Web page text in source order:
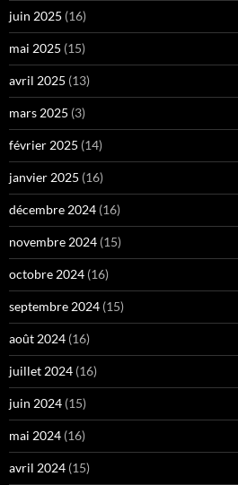
juin 2025 (16)
mai 2025 (15)
avril 2025 (13)
mars 2025 (3)
février 2025 (14)
janvier 2025 (16)
décembre 2024 (16)
novembre 2024 (15)
octobre 2024 (16)
septembre 2024 (15)
août 2024 (16)
juillet 2024 (16)
juin 2024 (15)
mai 2024 (16)
avril 2024 (15)